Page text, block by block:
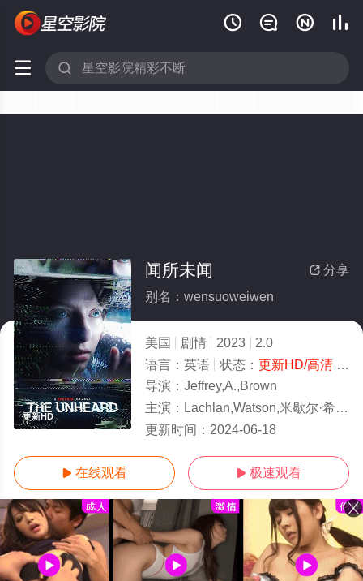
   
 
更新HD
 分享
闻所未闻
别名：wensuoweiwen
美国 剧情 2023
2.0
语言： 英语 状态： 更新HD/高清- 免费在线观看
导演： Jeffrey,A.,Brown
主演： Lachlan,Watson,米歇尔·希克斯,Michele,Hicks,尼克·桑多
更新时间： 2024-06-18
 在线观看  极速观看